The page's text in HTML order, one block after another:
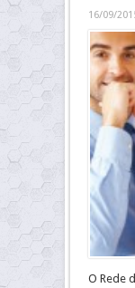
16/09/
O Rede